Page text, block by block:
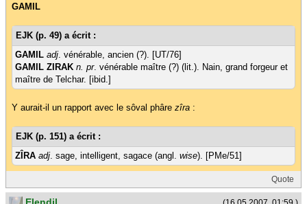
GAMIL
EJK (p. 49) a écrit :
GAMIL adj. vénérable, ancien (?). [UT/76]
GAMIL ZIRAK n. pr. vénérable maître (?) (lit.). Nain, grand forgeur et
maître de Telchar. [ibid.]
Y aurait-il un rapport avec le sôval phâre zîra :
EJK (p. 151) a écrit :
ZÎRA adj. sage, intelligent, sagace (angl. wise). [PMe/51]
Quote